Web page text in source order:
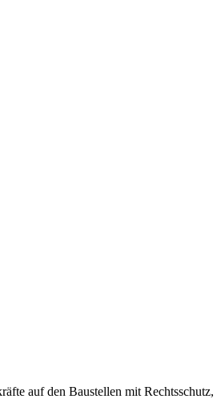
auf den Baustellen mit